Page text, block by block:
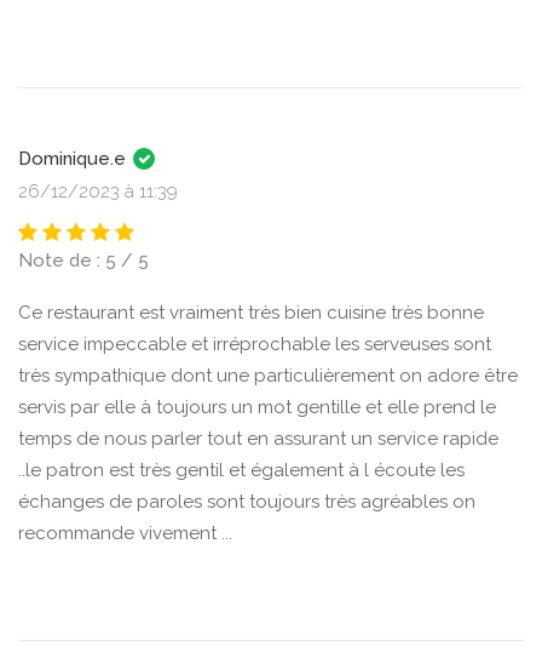
Dominique.e
26/12/2023 à 11:39
Note de : 5 / 5
Ce restaurant est vraiment très bien cuisine très bonne
service impeccable et irréprochable les serveuses sont
très sympathique dont une particulièrement on adore être
servis par elle à toujours un mot gentille et elle prend le
temps de nous parler tout en assurant un service rapide
..le patron est très gentil et également à l écoute les
échanges de paroles sont toujours très agréables on
recommande vivement ...